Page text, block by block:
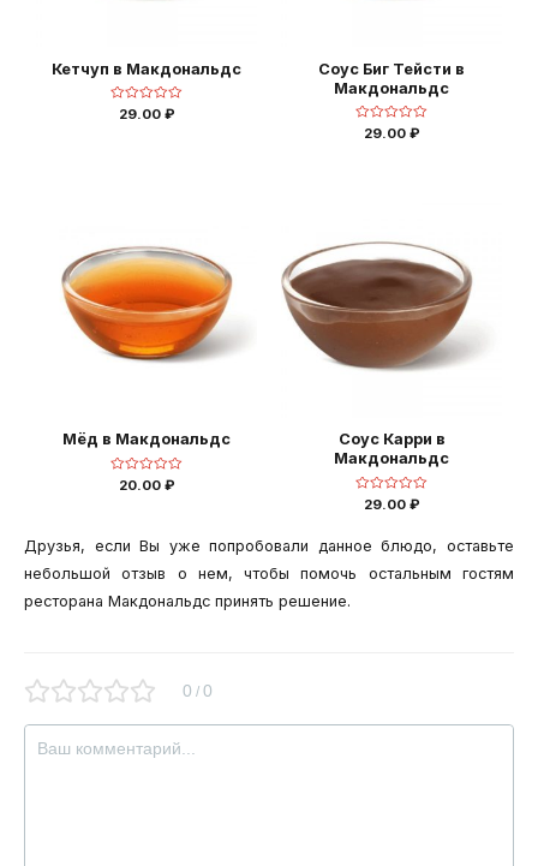
Кетчуп в Макдональдс
Оценка
29.00 ₽
Соус Биг Тейсти в
Макдональдс
Оценка
29.00 ₽
Мёд в Макдональдс
Оценка
20.00 ₽
Соус Карри в
Макдональдс
Оценка
29.00 ₽
Друзья, если Вы уже попробовали данное блюдо, оставьте
небольшой отзыв о нем, чтобы помочь остальным гостям
ресторана Макдональдс принять решение.
0 / 0